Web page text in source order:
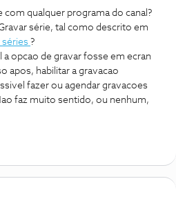
com qualquer programa do canal?
série, tal como descrito em
séries ?
opcao de gravar fosse em ecran
apos, habilitar a gravacao
fazer ou agendar gravacoes
faz muito sentido, ou nenhum,